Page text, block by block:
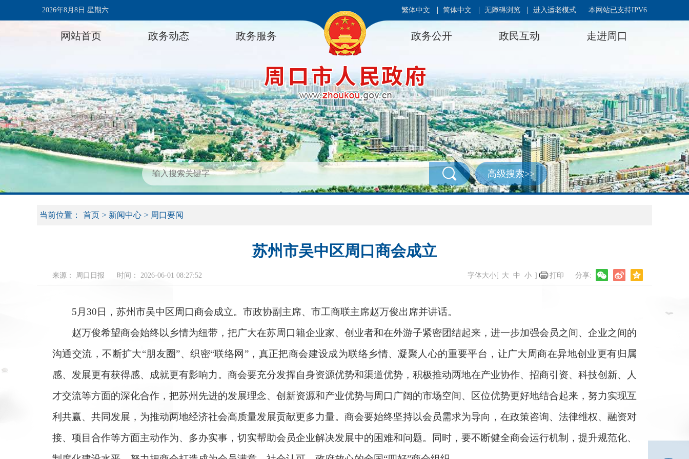
2026年8月8日 星期六 繁体中文 简体中文 无障碍浏览 进入适老模式 本网站已支持IPV6
网站首页 政务动态 政务服务 政务公开 政民互动 走进周口
当前位置： 首页 > 新闻中心 > 周口要闻
苏州市吴中区周口商会成立
来源： 周口日报 时间： 2026-06-01 08:27:52 字体大小[ 大 中 小 ] 打印
5月30日，苏州市吴中区周口商会成立。市政协副主席、市工商联主席赵万俊出席并讲话。
赵万俊希望商会始终以乡情为纽带，把广大在苏周口籍企业家、创业者和在外游子紧密团结起来，进一步加强会员之间、企业之间的
沟通交流，不断扩大“朋友圈”、织密“联络网”，真正把商会建设成为联络乡情、凝聚人心的重要平台，让广大周商在异地创业更有归属
感、发展更有获得感、成就更有影响力。商会要充分发挥自身资源优势和渠道优势，积极推动两地在产业协作、招商引资、科技创新、人
才交流等方面的深化合作，把苏州先进的发展理念、创新资源和产业优势与周口广阔的市场空间、区位优势更好地结合起来，努力实现互
利共赢、共同发展，为推动两地经济社会高质量发展贡献更多力量。商会要始终坚持以会员需求为导向，在政策咨询、法律维权、融资对
接、项目合作等方面主动作为、多办实事，切实帮助会员企业解决发展中的困难和问题。同时，要不断健全商会运行机制，提升规范化、